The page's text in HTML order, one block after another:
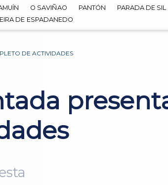
O SAVIÑAO PANTÓN
PARADA DE SIL
DE ESPADANEDO
DE ACTIVIDADES